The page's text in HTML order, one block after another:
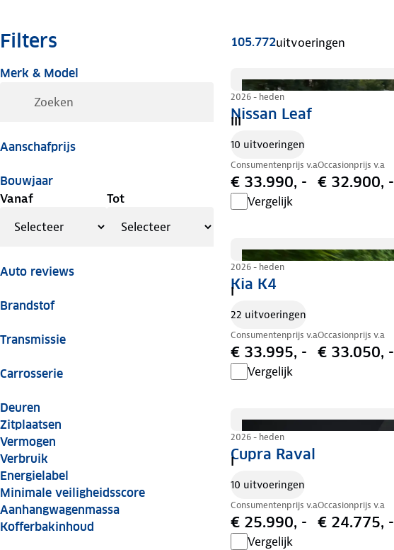
Filters
Merk & Model
Aanschafprijs
Bouwjaar
Vanaf Tot
Auto reviews
Brandstof
Transmissie
Carrosserie
Deuren
Zitplaatsen
Vermogen
Verbruik
Energielabel
Minimale veiligheidsscore
Aanhangwagenmassa
Kofferbakinhoud
105.772uitvoeringen
Nissan Leaf
2026 - heden
III
10 uitvoeringen
Consumentenprijs v.a
€ 33.990, -
Occasionprijs v.a
€ 32.900, -
Vergelijk
Kia K4
2026 - heden
I
22 uitvoeringen
Consumentenprijs v.a
€ 33.995, -
Occasionprijs v.a
€ 33.050, -
Vergelijk
Cupra Raval
2026 - heden
I
10 uitvoeringen
Consumentenprijs v.a
€ 25.990, -
Occasionprijs v.a
€ 24.775, -
Vergelijk